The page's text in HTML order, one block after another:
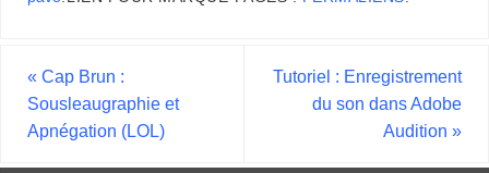
« Cap Brun :
Sousleaugraphie et
Apnégation (LOL)
Tutoriel : Enregistrement
du son dans Adobe
Audition »